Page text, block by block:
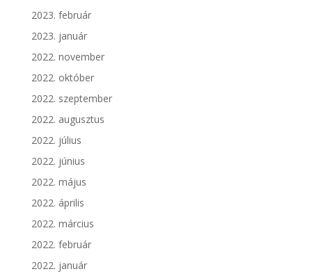
2023. február
2023. január
2022. november
2022. október
2022. szeptember
2022. augusztus
2022. július
2022. június
2022. május
2022. április
2022. március
2022. február
2022. január